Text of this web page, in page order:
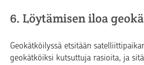
6. Löytämisen iloa
Geokätköilyssä etsitään
geokätköiksi kutsuttuja rasioita, ja